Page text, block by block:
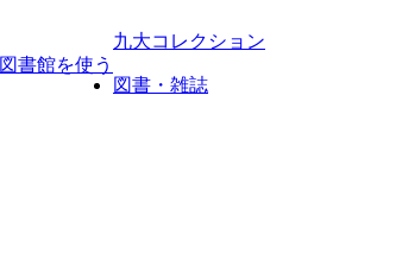
図書館を使う
九大コレクション
図書・雑誌